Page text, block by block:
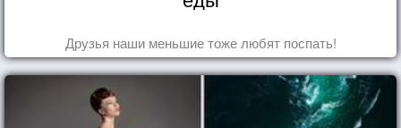
Друзья наши меньшие тоже любят поспать!